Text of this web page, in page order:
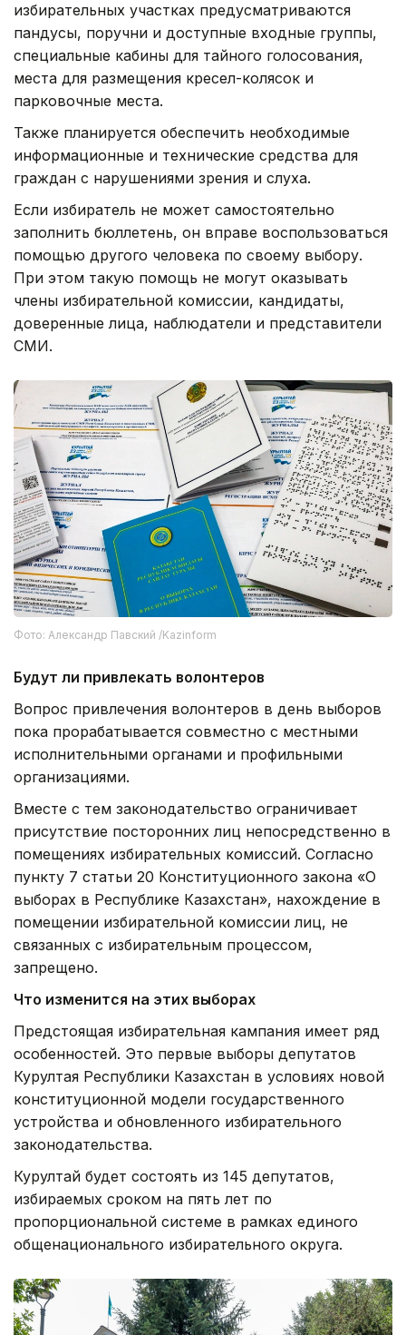
избирательных участках предусматриваются
пандусы, поручни и доступные входные группы,
специальные кабины для тайного голосования,
места для размещения кресел-колясок и
парковочные места.
Также планируется обеспечить необходимые
информационные и технические средства для
граждан с нарушениями зрения и слуха.
Если избиратель не может самостоятельно
заполнить бюллетень, он вправе воспользоваться
помощью другого человека по своему выбору.
При этом такую помощь не могут оказывать
члены избирательной комиссии, кандидаты,
доверенные лица, наблюдатели и представители
СМИ.
Фото: Александр Павский /Kazinform
Будут ли привлекать волонтеров
Вопрос привлечения волонтеров в день выборов
пока прорабатывается совместно с местными
исполнительными органами и профильными
организациями.
Вместе с тем законодательство ограничивает
присутствие посторонних лиц непосредственно в
помещениях избирательных комиссий. Согласно
пункту 7 статьи 20 Конституционного закона «О
выборах в Республике Казахстан», нахождение в
помещении избирательной комиссии лиц, не
связанных с избирательным процессом,
запрещено.
Что изменится на этих выборах
Предстоящая избирательная кампания имеет ряд
особенностей. Это первые выборы депутатов
Курултая Республики Казахстан в условиях новой
конституционной модели государственного
устройства и обновленного избирательного
законодательства.
Курултай будет состоять из 145 депутатов,
избираемых сроком на пять лет по
пропорциональной системе в рамках единого
общенационального избирательного округа.